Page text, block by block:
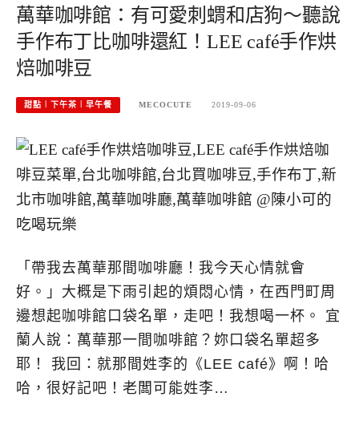
萬華咖啡館：有可愛刺蝟和店狗～聽說
手作布丁比咖啡還紅！LEE café手作烘
焙咖啡豆
甜點︱下午茶︱早午餐 MECOCUTE 2019-09-06
「帶我去萬華那間咖啡廳！我今天心情就會
好。」大概是下雨引起的煩悶心情，在西門町周
邊想起咖啡館口袋名單，走吧！我想喝一杯。 宜
蘭人說：萬華那一間咖啡館？妳口袋名單超多
耶！ 我回：就那間姓李的《LEE café》啊！哈
哈，很好記吧！老闆可能姓李…